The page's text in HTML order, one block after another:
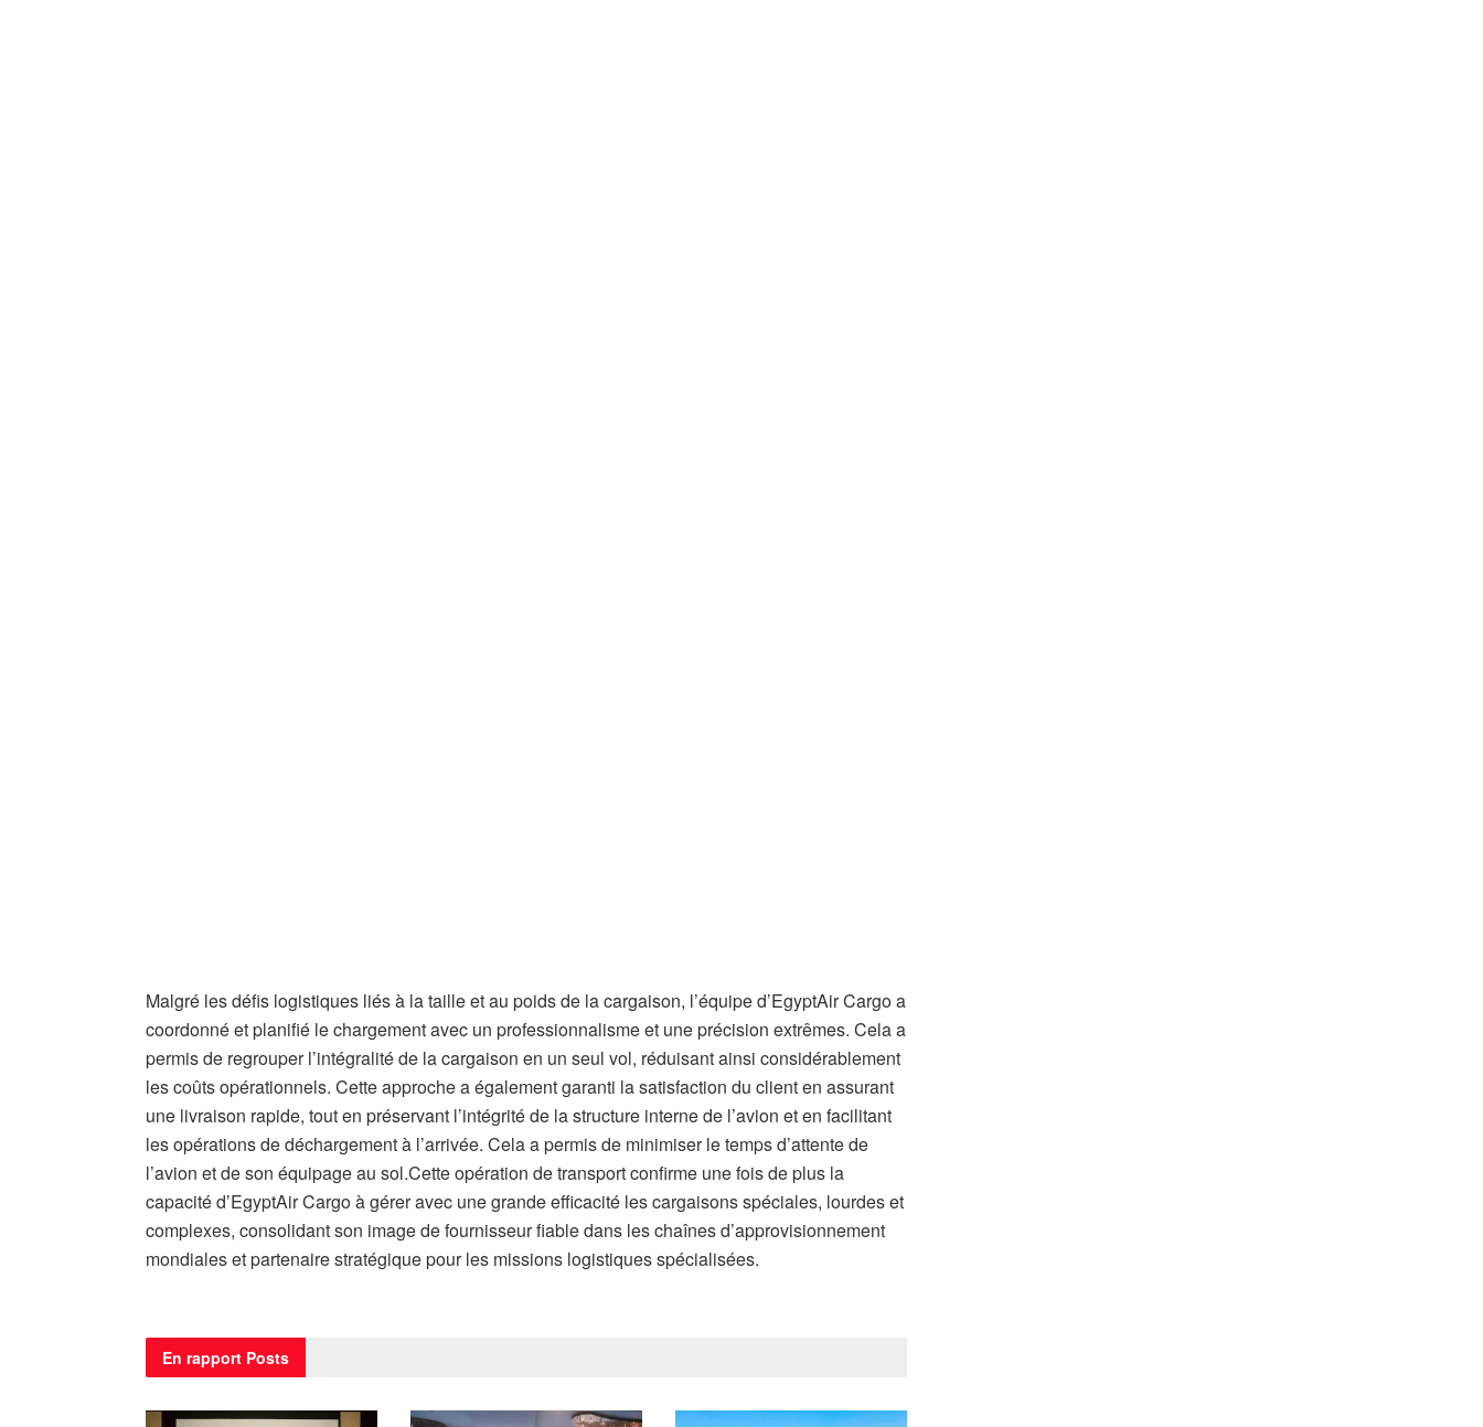
Malgré les défis logistiques liés à la taille et au poids de la cargaison, l’équipe d’EgyptAir Cargo a
coordonné et planifié le chargement avec un professionnalisme et une précision extrêmes. Cela a
permis de regrouper l’intégralité de la cargaison en un seul vol, réduisant ainsi considérablement
les coûts opérationnels. Cette approche a également garanti la satisfaction du client en assurant
une livraison rapide, tout en préservant l’intégrité de la structure interne de l’avion et en facilitant
les opérations de déchargement à l’arrivée. Cela a permis de minimiser le temps d’attente de
l’avion et de son équipage au sol.Cette opération de transport confirme une fois de plus la
capacité d’EgyptAir Cargo à gérer avec une grande efficacité les cargaisons spéciales, lourdes et
complexes, consolidant son image de fournisseur fiable dans les chaînes d’approvisionnement
mondiales et partenaire stratégique pour les missions logistiques spécialisées.
En rapport Posts